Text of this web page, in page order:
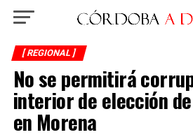
[ REGIONAL ]
No se permitirá
interior de elección
en Morena